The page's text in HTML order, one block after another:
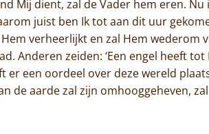
Mij dient, zal de Vader hem eren.
juist ben Ik tot aan dit uur
verheerlijkt en zal Hem wederom
Anderen zeiden: ‘Een engel heeft tot
er een oordeel over deze wereld
de aarde zal zijn omhooggeheven,